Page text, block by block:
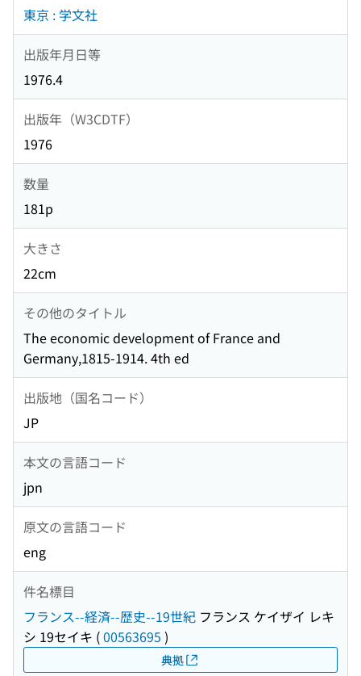
東京 : 学文社
出版年月日等
1976.4
出版年（W3CDTF）
1976
数量
181p
大きさ
22cm
その他のタイトル
The economic development of France and
Germany,1815-1914. 4th ed
出版地（国名コード）
JP
本文の言語コード
jpn
原文の言語コード
eng
件名標目
フランス--経済--歴史--19世紀 フランス ケイザイ レキ
シ 19セイキ (00563695 )
典拠